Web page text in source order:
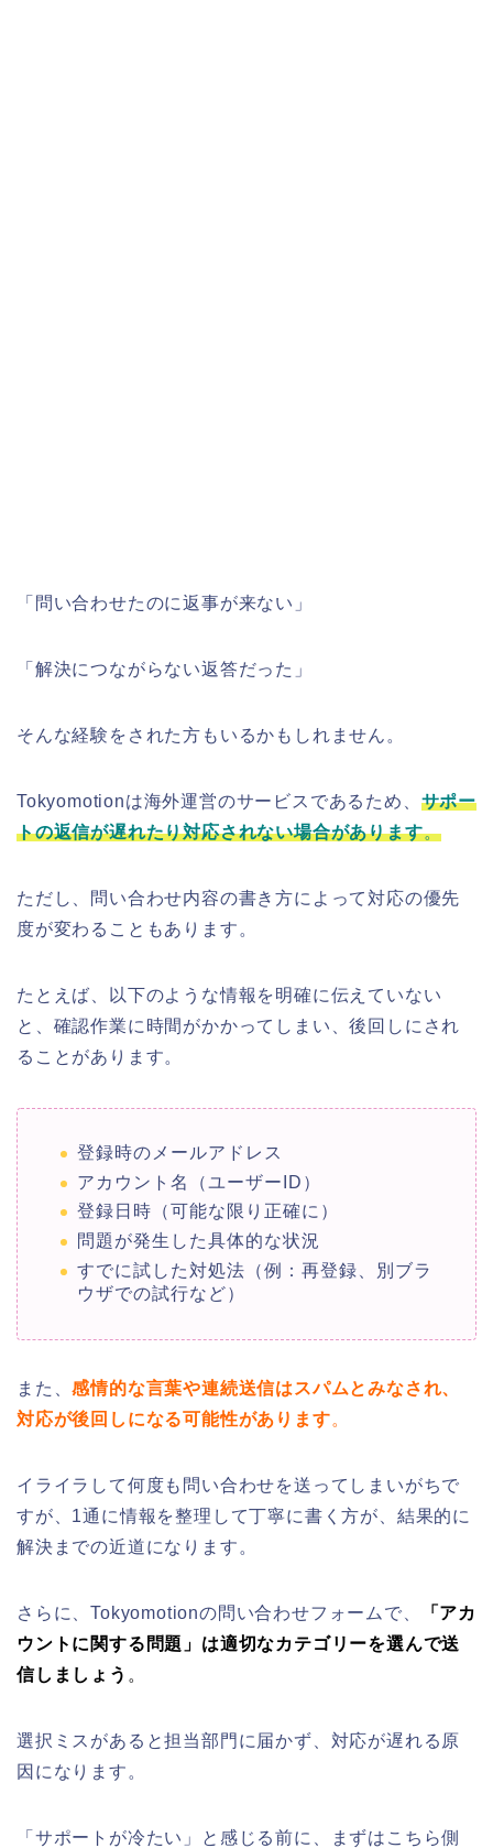
「問い合わせたのに返事が来ない」
「解決につながらない返答だった」
そんな経験をされた方もいるかもしれません。
Tokyomotionは海外運営のサービスであるため、 サポー
トの返信が遅れたり対応されない場合があります。
ただし、問い合わせ内容の書き方によって対応の優先
度が変わることもあります。
たとえば、以下のような情報を明確に伝えていない
と、確認作業に時間がかかってしまい、後回しにされ
ることがあります。
登録時のメールアドレス
アカウント名（ユーザーID）
登録日時（可能な限り正確に）
問題が発生した具体的な状況
すでに試した対処法（例：再登録、別ブラ
ウザでの試行など）
また、感情的な言葉や連続送信はスパムとみなされ、
対応が後回しになる可能性があります。
イライラして何度も問い合わせを送ってしまいがちで
すが、1通に情報を整理して丁寧に書く方が、結果的に
解決までの近道になります。
さらに、Tokyomotionの問い合わせフォームで、
「アカ
ウントに関する問題」は適切なカテゴリーを選んで送
信しましょう 。
選択ミスがあると担当部門に届かず、対応が遅れる原
因になります。
「サポートが冷たい」と感じる前に、まずはこちら側